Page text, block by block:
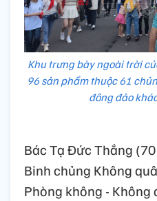
Khu trưng bày ngoài trời
96 sản phẩm thuộc 61
đông đảo
Bác Tạ Đức Thắng
Binh chủng Không
Phòng không - Không